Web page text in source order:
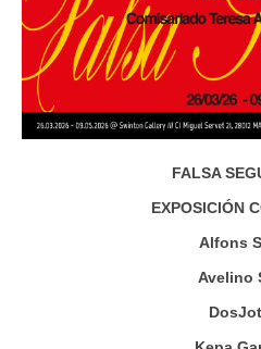
FALSA
EXPOSICIÓN
Alfons
Avelino